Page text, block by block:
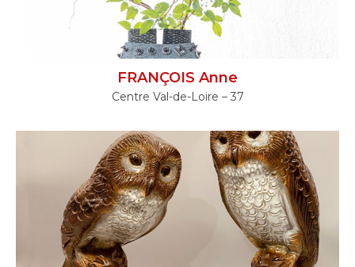
FRANÇOIS Anne
Centre Val-de-Loire – 37